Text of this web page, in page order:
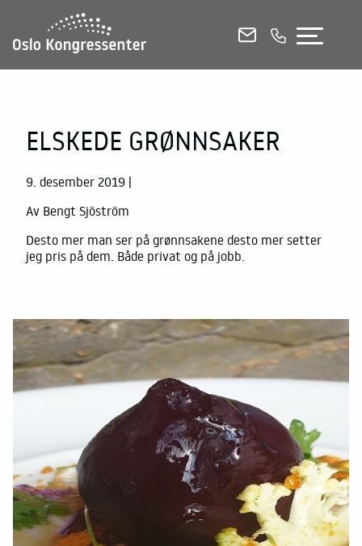
MØTEROM
Etasjeplaner og kapasitetsoversikt (PDF)
Mat og drikke
For deltakerne
Suksesshistorier
Tett på – ekte opplevelser
Om oss
Bærekraft og samfunnsansvar
ELSKEDE GRØNNSAKER
9. desember 2019 |
Av Bengt Sjöström
Desto mer man ser på grønnsakene desto mer setter
jeg pris på dem. Både privat og på jobb.